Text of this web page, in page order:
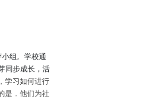
组。学校通
同步成长，活
学习如何进行
是，他们为社